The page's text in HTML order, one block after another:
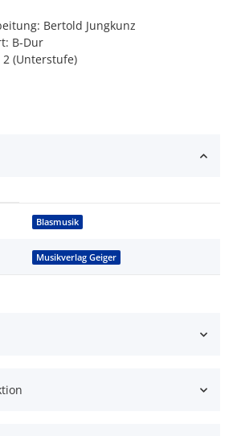
Bertold Jungkunz
B-Dur
2 (Unterstufe)
Blasmusik
Musikverlag Geiger